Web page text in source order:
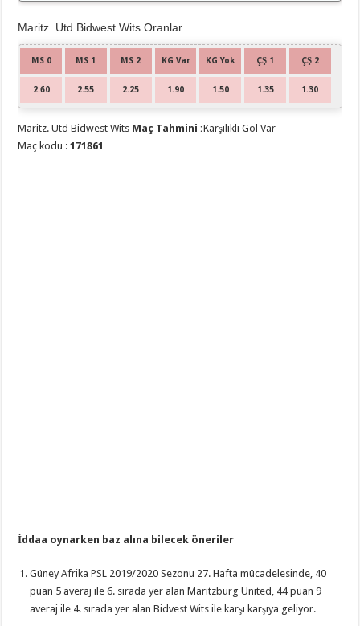
Maritz. Utd Bidwest Wits Oranlar
MS 0 MS 1 MS 2 KG Var KG Yok ÇŞ 1 ÇŞ 2
2.60 2.55 2.25 1.90 1.50 1.35 1.30
Maritz. Utd Bidwest Wits Maç Tahmini :Karşılıklı Gol Var
Maç kodu :171861
İddaa oynarken baz alına bilecek öneriler
Güney Afrika PSL 2019/2020 Sezonu 27. Hafta mücadelesinde, 40
puan 5 averaj ile 6. sırada yer alan Maritzburg United, 44 puan 9
averaj ile 4. sırada yer alan Bidvest Wits ile karşı karşıya geliyor.